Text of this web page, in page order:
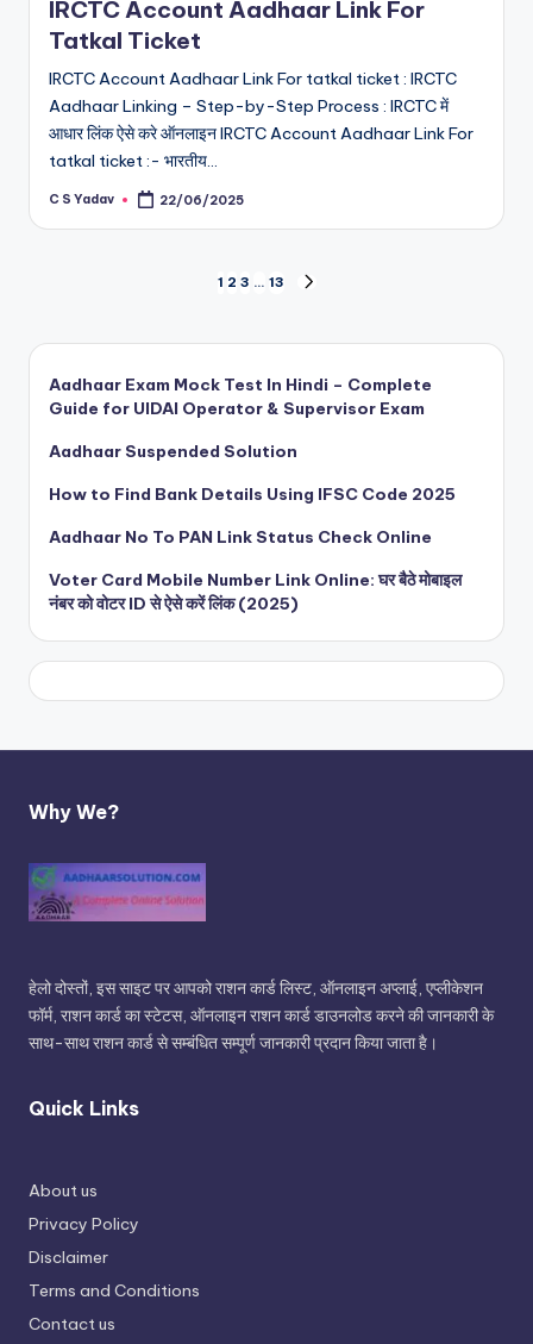
IRCTC Account Aadhaar Link For
Tatkal Ticket
IRCTC Account Aadhaar Link For tatkal ticket : IRCTC
Aadhaar Linking – Step-by-Step Process : IRCTC में
आधार लिंक ऐसे करे ऑनलाइन IRCTC Account Aadhaar Link For
tatkal ticket :- भारतीय…
Posted
C S Yadav 22/06/2025
pagination
1 2 3 … 13
Aadhaar Exam Mock Test In Hindi – Complete
Guide for UIDAI Operator & Supervisor Exam
Aadhaar Suspended Solution
How to Find Bank Details Using IFSC Code 2025
Aadhaar No To PAN Link Status Check Online
Voter Card Mobile Number Link Online: घर बैठे मोबाइल
नंबर को वोटर ID से ऐसे करें लिंक (2025)
Why We?
हेलो दोस्तों, इस साइट पर आपको राशन कार्ड लिस्ट, ऑनलाइन अप्लाई, एप्लीकेशन
फॉर्म, राशन कार्ड का स्टेटस, ऑनलाइन राशन कार्ड डाउनलोड करने की जानकारी के
साथ-साथ राशन कार्ड से सम्बंधित सम्पूर्ण जानकारी प्रदान किया जाता है।
Quick Links
About us
Privacy Policy
Disclaimer
Terms and Conditions
Contact us